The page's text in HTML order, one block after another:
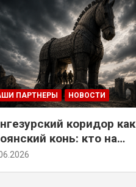
ПАРТНЕРЫ НОВОСТИ
коридор как
конь: кто на
деле осваивает юг